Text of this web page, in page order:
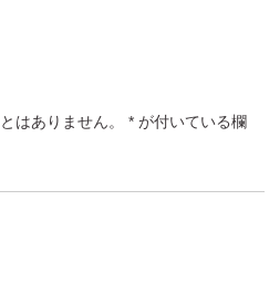
はありません。 *が付いている欄